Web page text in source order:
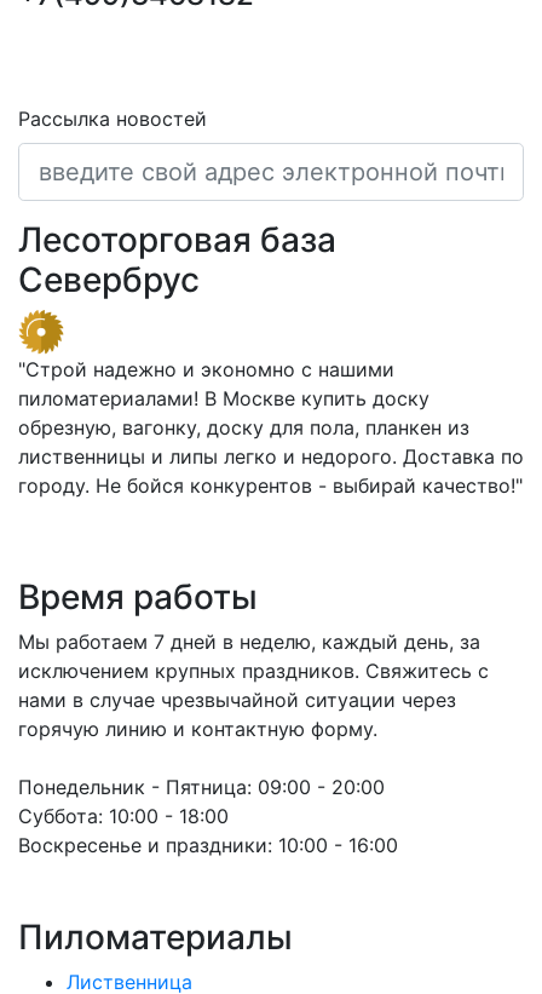
Рассылка новостей
Лесоторговая база
Севербрус
"Строй надежно и экономно с нашими
пиломатериалами! В Москве купить доску
обрезную, вагонку, доску для пола, планкен из
лиственницы и липы легко и недорого. Доставка по
городу. Не бойся конкурентов - выбирай качество!"
Время работы
Мы работаем 7 дней в неделю, каждый день, за
исключением крупных праздников. Свяжитесь с
нами в случае чрезвычайной ситуации через
горячую линию и контактную форму.
Понедельник - Пятница: 09:00 - 20:00
Суббота: 10:00 - 18:00
Воскресенье и праздники: 10:00 - 16:00
Пиломатериалы
Лиственница